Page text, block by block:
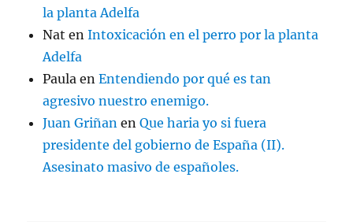
la planta Adelfa
Nat enIntoxicación en el perro por la planta
Adelfa
Paula enEntendiendo por qué es tan
agresivo nuestro enemigo.
Juan Griñan enQue haria yo si fuera
presidente del gobierno de España (II).
Asesinato masivo de españoles.